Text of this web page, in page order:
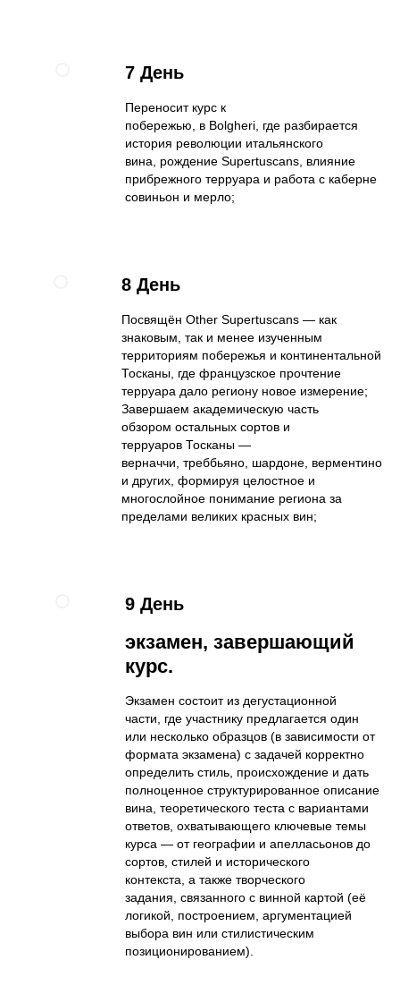
7 День
Переносит курс к
побережью, в Bolgheri, где разбирается
история революции итальянского
вина, рождение Supertuscans, влияние
прибрежного терруара и работа с каберне
совиньон и мерло;
8 День
Посвящён Other Supertuscans — как
знаковым, так и менее изученным
территориям побережья и континентальной
Тосканы, где французское прочтение
терруара дало региону новое измерение;
Завершаем академическую часть
обзором остальных сортов и
терруаров Тосканы —
верначчи, треббьяно, шардоне, верментино
и других, формируя целостное и
многослойное понимание региона за
пределами великих красных вин;
9 День
экзамен, завершающий
курс.
Экзамен состоит из дегустационной
части, где участнику предлагается один
или несколько образцов (в зависимости от
формата экзамена) с задачей корректно
определить стиль, происхождение и дать
полноценное структурированное описание
вина, теоретического теста с вариантами
ответов, охватывающего ключевые темы
курса — от географии и апелласьонов до
сортов, стилей и исторического
контекста, а также творческого
задания, связанного с винной картой (её
логикой, построением, аргументацией
выбора вин или стилистическим
позиционированием).